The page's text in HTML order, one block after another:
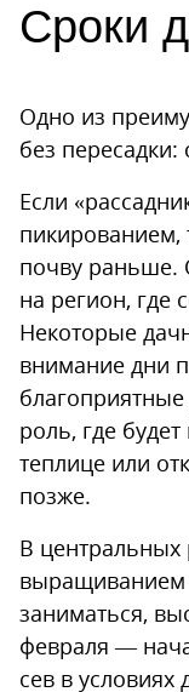
Сроки
Одно из
без пересадки:
Если
пикированием,
почву раньше.
на регион, где
Некоторые
внимание дни
роль, где
теплице или
позже.
В центральных
выращиванием
заниматься,
февраля —
сев в условиях